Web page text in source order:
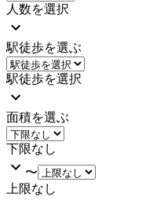
人数を選択
駅徒歩を選ぶ
駅徒歩を選択
面積を選ぶ
下限なし
〜
上限なし